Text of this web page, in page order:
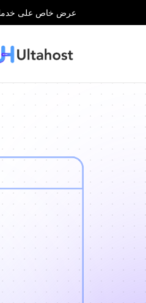
عرض خاص على خدمات الاستضافة: